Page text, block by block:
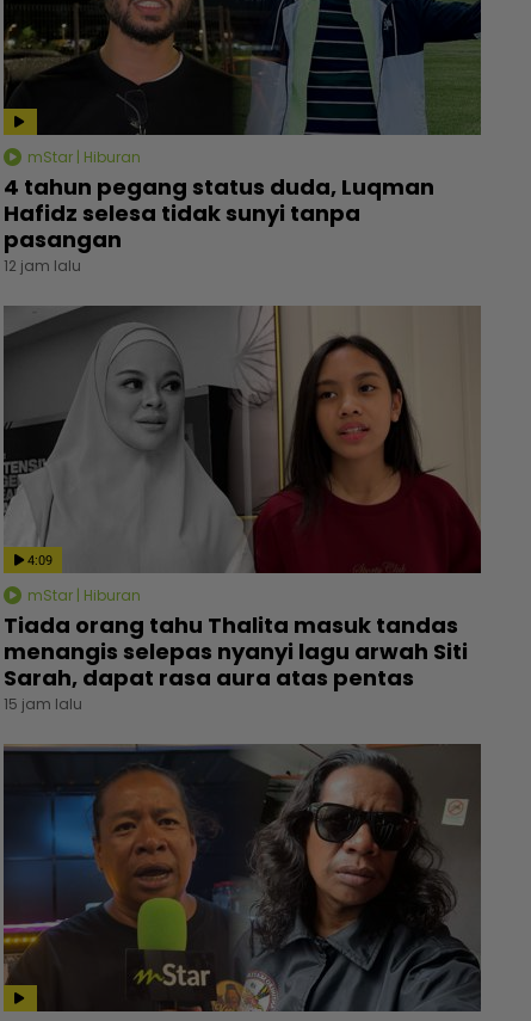
mStar | Hiburan
4 tahun pegang status duda, Luqman
Hafidz selesa tidak sunyi tanpa
pasangan
12 jam lalu
4:09
mStar | Hiburan
Tiada orang tahu Thalita masuk tandas
menangis selepas nyanyi lagu arwah Siti
Sarah, dapat rasa aura atas pentas
15 jam lalu